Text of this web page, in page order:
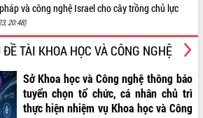
trong
quy
Môi
sát
gói
các
và công nghệ Israel cho cây trồng chủ lực
20:48)
TÀI KHOA HỌC VÀ CÔNG NGHỆ
Sở Khoa học và Công nghệ thông báo
tuyển chọn tổ chức, cá nhân chủ trì
thực hiện nhiệm vụ Khoa học và Công